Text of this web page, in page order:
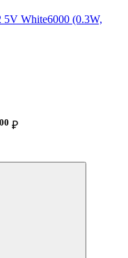
White6000 (0.3W,
00 ₽